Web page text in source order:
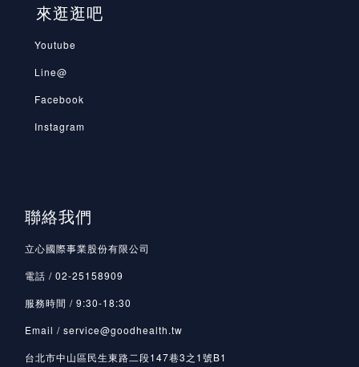
來逛逛吧
Youtube
Line@
Facebook
Instagram
聯絡我們
立心國際事業股份有限公司
電話 / 02-25158909
服務時間 / 9:30-18:30
Email / service@goodhealth.tw
台北市中山區民生東路二段147巷3之1號B1